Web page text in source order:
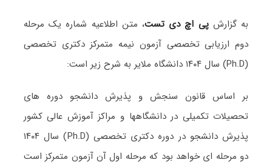
به گزارش پی اچ دی تست، متن اطلاعیه شماره یک مرحله
دوم ارزیابی تخصصی آزمون نیمه متمرکز دکتری تخصصی
(Ph.D) سال ۱۴۰۴ دانشگاه ملایر به شرح زیر است:
بر اساس قانون سنجش و پذیرش دانشجو دوره های
تحصیلات تکمیلی در دانشگاهها و مراکز آموزش عالی کشور
پذیرش دانشجو در دوره دکتری تخصصی (Ph.D) سال ۱۴۰۴
دو مرحله ای خواهد بود که مرحله اول آن آزمون متمرکز است